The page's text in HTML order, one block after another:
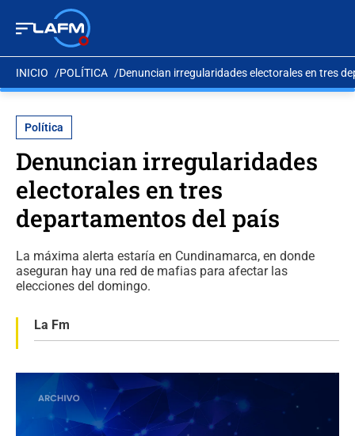
INICIO POLÍTICA Denuncian irregularidades electorales en tres
Política
Denuncian irregularidades
electorales en tres
departamentos del país
La máxima alerta estaría en Cundinamarca, en donde
aseguran hay una red de mafias para afectar las
elecciones del domingo.
La Fm